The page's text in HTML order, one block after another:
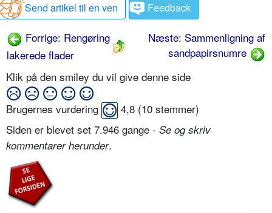
Send artikel til en ven
Feedback
Forrige: Rengøring
lakerede flader
Næste: Sammenligning af
sandpapirsnumre
Klik på den smiley du vil give denne side
Brugernes vurdering 4,8 (10 stemmer)
Siden er blevet set 7.946 gange - Se og skriv
kommentarer herunder.